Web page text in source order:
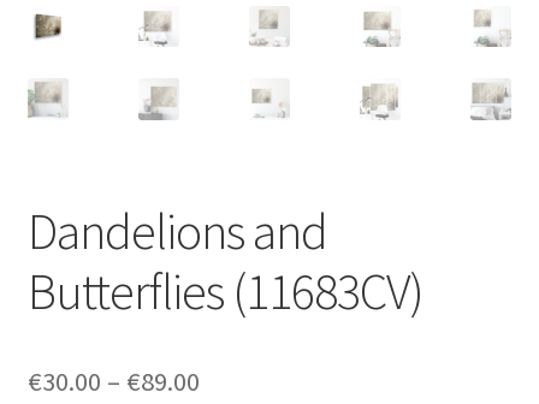
Dandelions and
Butterflies (11683CV)
€30.00 – €89.00Price